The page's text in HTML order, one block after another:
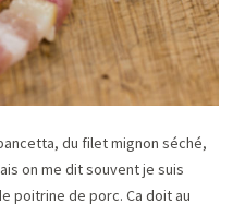
du filet mignon séché,
on me dit souvent je suis
poitrine de porc. Ca doit au